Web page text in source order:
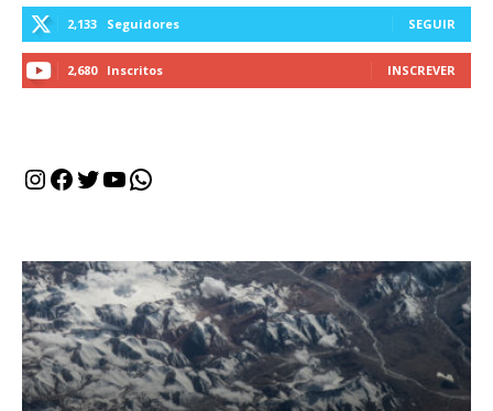
2,133 Seguidores SEGUIR
2,680 Inscritos INSCREVER
Instagram
Facebook
Twitter
Youtube
WhatsApp